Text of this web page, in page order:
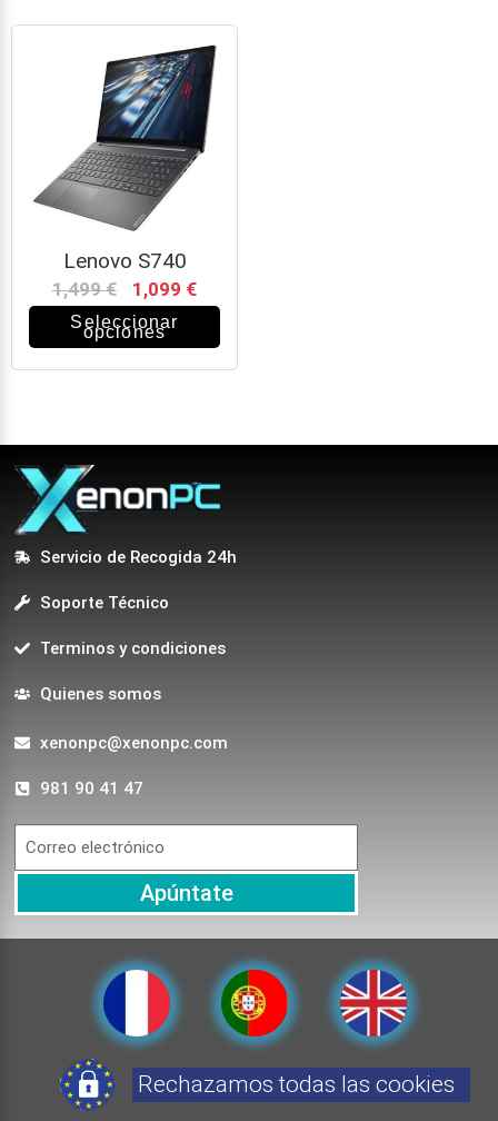
Lenovo S740
1,499€ 1,099 €
Seleccionar
opciones
Servicio de Recogida 24h
Soporte Técnico
Terminos y condiciones
Quienes somos
xenonpc@xenonpc.com
981 90 41 47
Apúntate
Rechazamos todas las cookies